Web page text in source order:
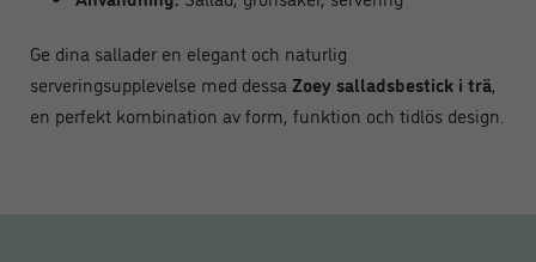
Ge dina sallader en elegant och naturlig
serveringsupplevelse med dessa Zoey salladsbestick i trä,
en perfekt kombination av form, funktion och tidlös design.